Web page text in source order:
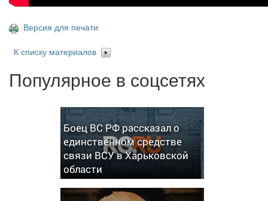
Версия для печати
К списку материалов
Популярное в соцсетях
Боец ВС РФ рассказал о
единственном средстве
связи ВСУ в Харьковской
области